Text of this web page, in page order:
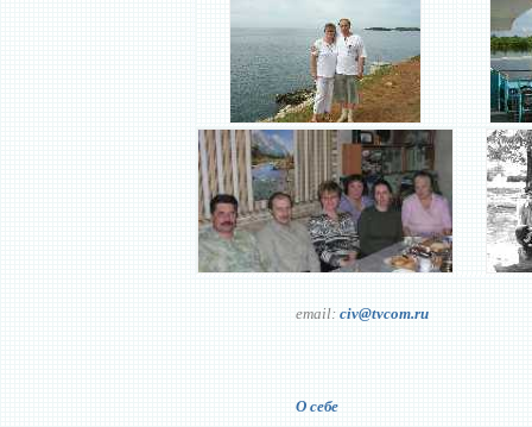
email: civ@tvcom.ru
О себе